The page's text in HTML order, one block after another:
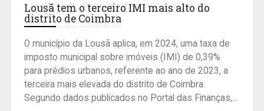
Lousã tem o terceiro IMI mais alto do
distrito de Coimbra
O município da Lousã aplica, em 2024, uma taxa de
imposto municipal sobre imóveis (IMI) de 0,39%
para prédios urbanos, referente ao ano de 2023, a
terceira mais elevada do distrito de Coimbra.
Segundo dados publicados no Portal das Finanças,...